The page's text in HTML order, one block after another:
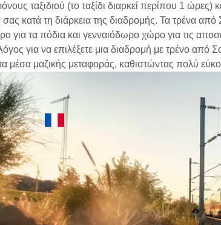
ταξιδιού (το ταξίδι διαρκεί περίπου 1
σας κατά τη διάρκεια της διαδρομής. Τα τρένα
τα πόδια και γενναιόδωρο χώρο για τις
για να επιλέξετε μια διαδρομή με τρένο από
μέσα μαζικής μεταφοράς, καθιστώντας πολύ